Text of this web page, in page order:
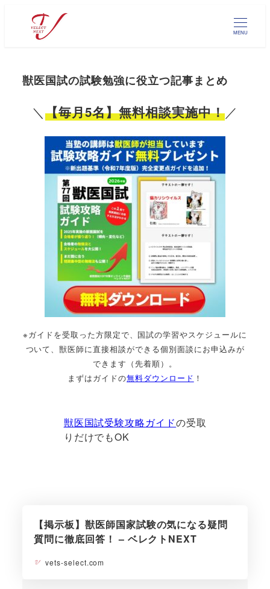
MENU
獣医国試の試験勉強に役立つ記事まとめ
＼【毎月5名】無料相談実施中！／
※ガイドを受取った方限定で、国試の学習やスケジュールに
ついて、獣医師に直接相談ができる個別面談にお申込みが
できます（先着順）。
まずはガイドの無料ダウンロード ！
獣医国試受験攻略ガイドの受取
りだけでもOK
【掲示板】獣医師国家試験の気になる疑問
質問に徹底回答！ – ベレクトNEXT
vets-select.com